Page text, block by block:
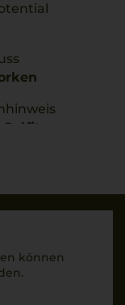
Srl, 53024
(SI), Italia
können